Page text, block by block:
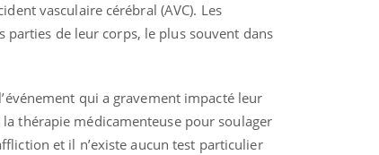
vasculaire cérébral (AVC). Les
de leur corps, le plus souvent dans
qui a gravement impacté leur
thérapie médicamenteuse pour soulager
et il n’existe aucun test particulier